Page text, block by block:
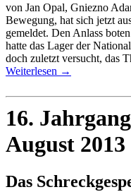
von Jan Opal, Gniezno
Bewegung, hat sich jetzt
gemeldet. Den Anlass
hatte das Lager der
doch zuletzt versucht, das
Weiterlesen →
16.
August 2013
Das